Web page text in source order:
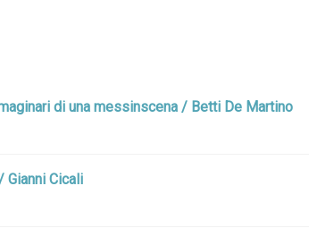
di una messinscena / Betti De Martino
Gianni Cicali